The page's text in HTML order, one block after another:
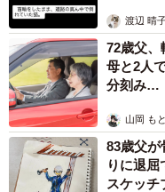
渡辺 晴
72歳父
母と2人
分刻み…
山岡 も
83歳父
りに退
スケッチ